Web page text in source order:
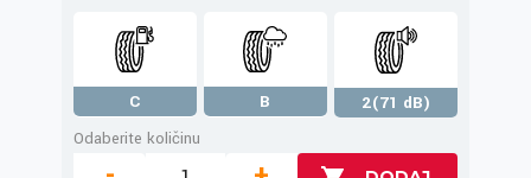
C B
2(71 dB)
Odaberite količinu